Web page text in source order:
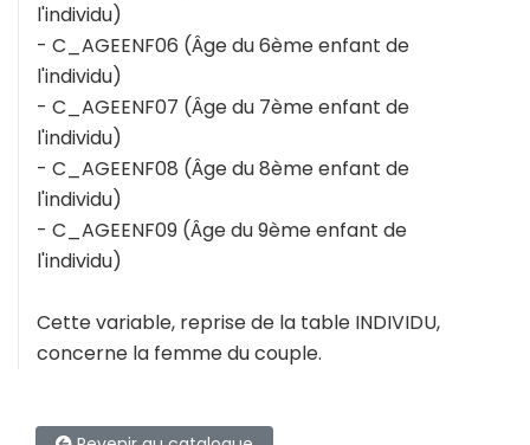
l'individu)
- C_AGEENF06 (Âge du 6ème enfant de
l'individu)
- C_AGEENF07 (Âge du 7ème enfant de
l'individu)
- C_AGEENF08 (Âge du 8ème enfant de
l'individu)
- C_AGEENF09 (Âge du 9ème enfant de
l'individu)
Cette variable, reprise de la table INDIVIDU,
concerne la femme du couple.